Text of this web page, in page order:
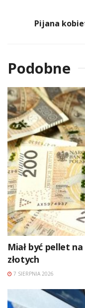
Pijana
Podobne
Miał być pellet
złotych
7 SIERPNIA 2026